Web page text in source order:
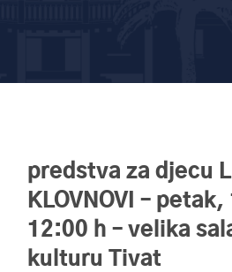
predstva za djecu
KLOVNOVI –
12:00 h – velika
kulturu Tivat